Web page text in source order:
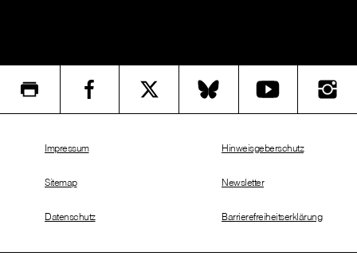
Impressum
Sitemap
Datenschutz
Hinweisgeberschutz
Newsletter
Barrierefreiheitserklärung